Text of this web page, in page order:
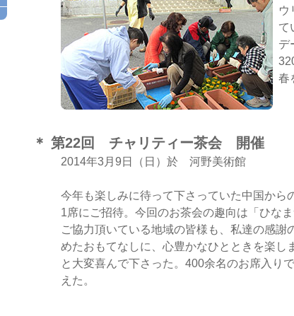
ウ
て
デ
春
＊ 第22回 チャリティー茶会 開催
2014年3月9日（日）於 河野美術館
今年も楽しみに待って下さっていた中国から
1席にご招待。今回のお茶会の趣向は「ひな
ご協力頂いている地域の皆様も、私達の感謝
めたおもてなしに、心豊かなひとときを楽し
と大変喜んで下さった。400余名のお席入り
えた。